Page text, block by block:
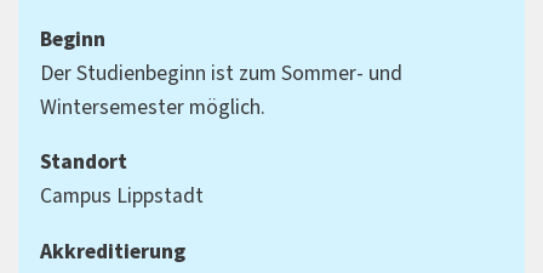
Beginn
Der Studienbeginn ist zum Sommer- und
Wintersemester möglich.
Standort
Campus Lippstadt
Akkreditierung